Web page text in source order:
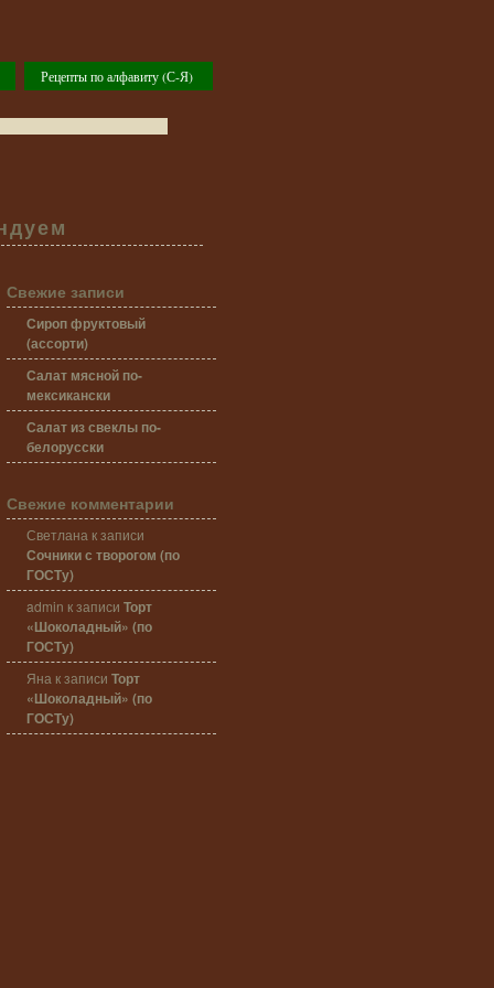
Рецепты по алфавиту (С-Я)
Свежие записи
Сироп фруктовый
(ассорти)
Салат мясной по-
мексикански
Салат из свеклы по-
белорусски
Свежие комментарии
Светлана к записи
Сочники с творогом (по
ГОСТу)
admin к записи Торт
«Шоколадный» (по
ГОСТу)
Яна к записи Торт
«Шоколадный» (по
ГОСТу)